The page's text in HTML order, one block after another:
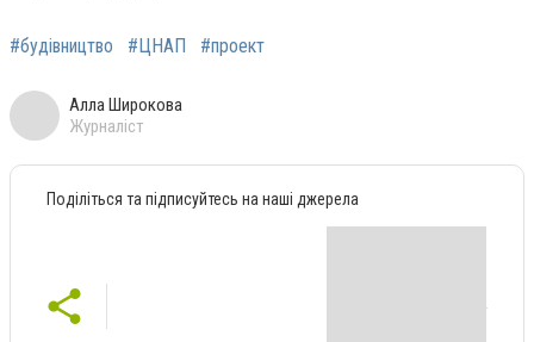
#будівництво #ЦНАП #проект
Алла Широкова
Журналіст
Поділіться та підписуйтесь на наші джерела